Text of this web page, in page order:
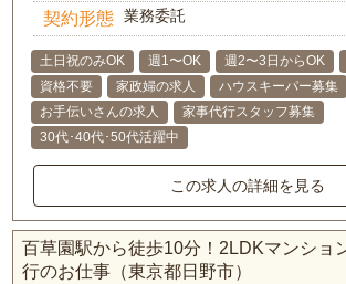
契約形態 業務委託
土日祝のみOK 週1〜OK 週2〜3日からOK
資格不要
家政婦の求人
ハウスキーパー募集
お手伝いさんの求人
家事代行スタッフ募集
30代･40代･50代活躍中
この求人の詳細を見る
百草園駅から徒歩10分！2LDKマンショ
行のお仕事（東京都日野市）